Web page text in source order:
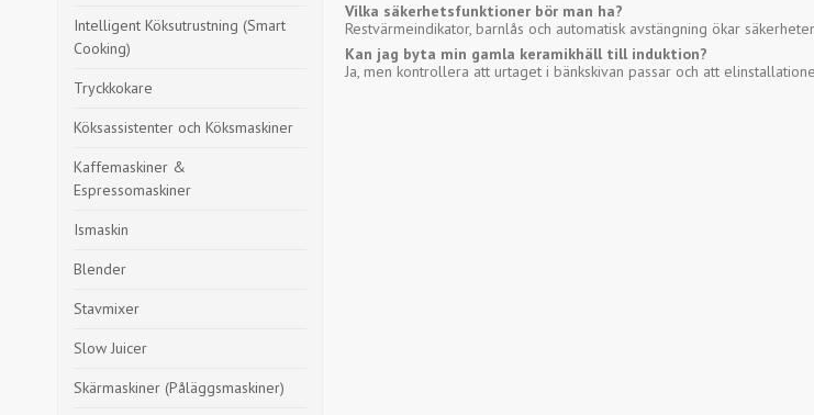
Intelligent Köksutrustning (Smart
Cooking)
Tryckkokare
Köksassistenter och Köksmaskiner
Kaffemaskiner &
Espressomaskiner
Ismaskin
Blender
Stavmixer
Slow Juicer
Skärmaskiner (Påläggsmaskiner)
Vilka säkerhetsfunktioner bör man ha?
Restvärmeindikator, barnlås och automatisk avstängning ökar
Kan jag byta min gamla keramikhäll till induktion?
Ja, men kontrollera att urtaget i bänkskivan passar och att